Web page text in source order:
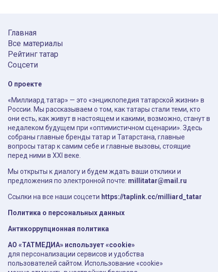
Главная
Все материалы
Рейтинг татар
Соцсети
О проекте
«Миллиард.татар» — это «энциклопедия татарской жизни» в
России. Мы рассказываем о том, как татары стали теми, кто
они есть, как живут в настоящем и какими, возможно, станут в
недалеком будущем при «оптимистичном сценарии». Здесь
собраны главные бренды татар и Татарстана, главные
вопросы татар к самим себе и главные вызовы, стоящие
перед ними в XXI веке.
Мы открыты к диалогу и будем ждать ваши отклики и
предложения по электронной почте: millitatar@mail.ru
Ссылки на все наши соцсети https://taplink.cc/milliard_tatar
Политика о персональных данных
Антикоррупционная политика
АО «ТАТМЕДИА» использует «cookie»
для персонализации сервисов и удобства
пользователей сайтом. Использование «cookie»